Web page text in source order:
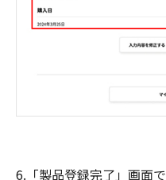
6.「製品登録完了」画面で